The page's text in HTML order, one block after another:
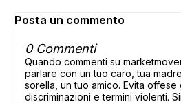
Posta un commento
0 Commenti
Quando commenti su
parlare con un tuo caro, tua
sorella, un tuo amico. Evita offese
discriminazioni e termini violenti.